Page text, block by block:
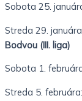
Sobota 25.
Streda 29.
Bodvou (III. liga)
Sobota 1.
Streda 5. februára: